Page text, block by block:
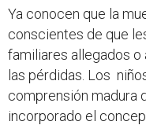
Ya conocen que la
conscientes de que
familiares allegados o
las pérdidas. Los
comprensión madura
incorporado el